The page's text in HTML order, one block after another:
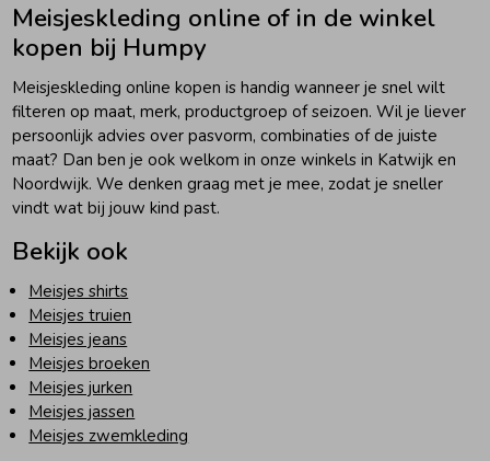
Meisjeskleding online of in de winkel
kopen bij Humpy
Meisjeskleding online kopen is handig wanneer je snel wilt
filteren op maat, merk, productgroep of seizoen. Wil je liever
persoonlijk advies over pasvorm, combinaties of de juiste
maat? Dan ben je ook welkom in onze winkels in Katwijk en
Noordwijk. We denken graag met je mee, zodat je sneller
vindt wat bij jouw kind past.
Bekijk ook
Meisjes shirts
Meisjes truien
Meisjes jeans
Meisjes broeken
Meisjes jurken
Meisjes jassen
Meisjes zwemkleding